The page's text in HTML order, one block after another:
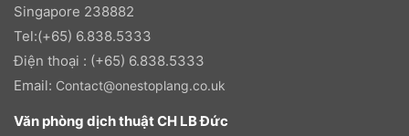
Singapore 238882
Tel:(+65) 6.838.5333
Điện thoại : (+65) 6.838.5333
Email: Contact@onestoplang.co.uk
Văn phòng dịch thuật CH LB Đức